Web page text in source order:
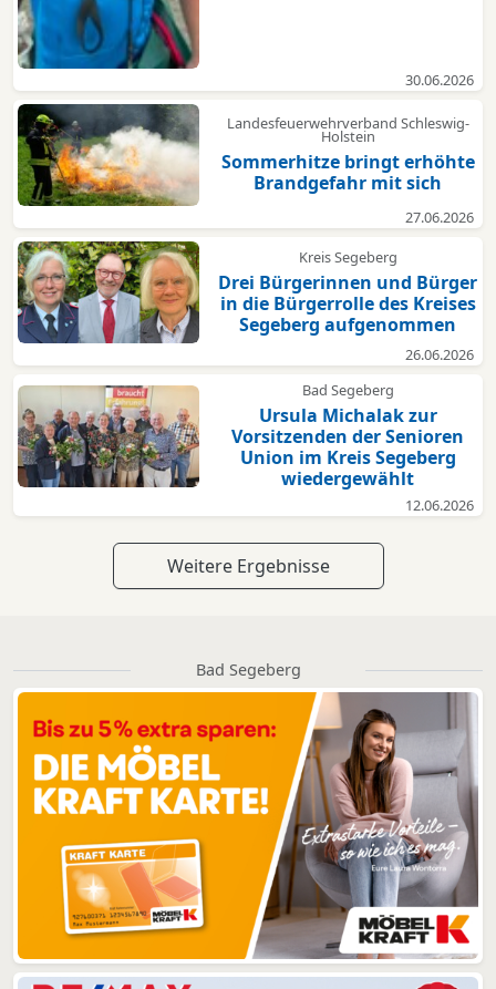
30.06.2026
Landesfeuerwehrverband Schleswig-
Holstein
Sommerhitze bringt erhöhte
Brandgefahr mit sich
27.06.2026
Kreis Segeberg
Drei Bürgerinnen und Bürger
in die Bürgerrolle des Kreises
Segeberg aufgenommen
26.06.2026
Bad Segeberg
Ursula Michalak zur
Vorsitzenden der Senioren
Union im Kreis Segeberg
wiedergewählt
12.06.2026
Weitere Ergebnisse
Bad Segeberg